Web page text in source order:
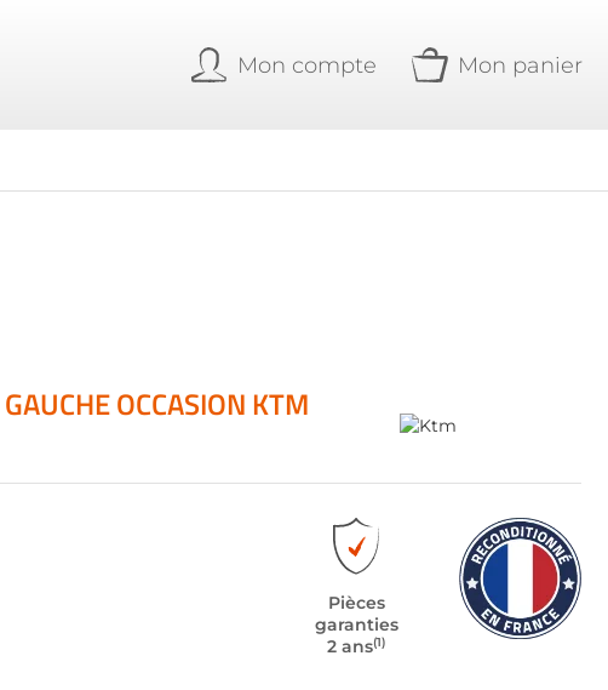
Mon compte Mon panier
OCCASION KTM
Pièces
garanties
2 ans(1)